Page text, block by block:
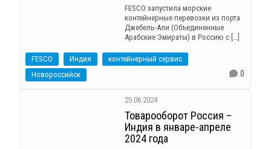
FESCO запустила морские
контейнерные перевозки из порта
Джебель-Али (Объединенные
Арабские Эмираты) в Россию с […]
FESCO Индия
контейнерный сервис
Новороссийск
0
25.06.2024
Товарооборот Россия –
Индия в январе-апреле
2024 года